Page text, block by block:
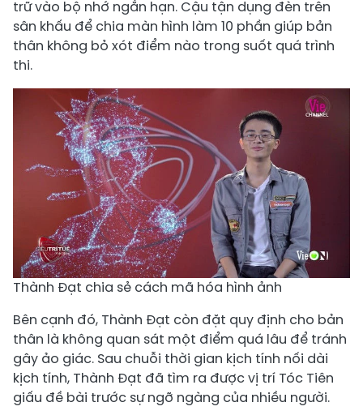
trữ vào bộ nhớ ngắn hạn. Cậu tận dụng đèn trên
sân khấu để chia màn hình làm 10 phần giúp bản
thân không bỏ xót điểm nào trong suốt quá trình
thi.
Thành Đạt chia sẻ cách mã hóa hình ảnh
Bên cạnh đó, Thành Đạt còn đặt quy định cho bản
thân là không quan sát một điểm quá lâu để tránh
gây ảo giác. Sau chuỗi thời gian kịch tính nối dài
kịch tính, Thành Đạt đã tìm ra được vị trí Tóc Tiên
giấu đề bài trước sự ngỡ ngàng của nhiều người.